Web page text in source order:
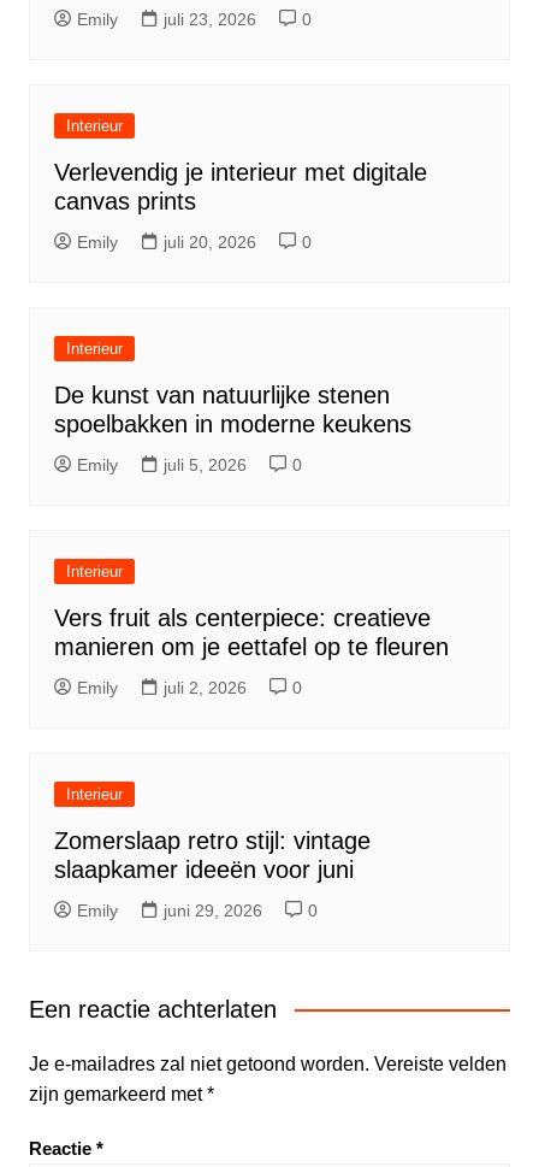
Emily juli 23, 2026 0
Interieur
Verlevendig je interieur met digitale
canvas prints
Emily juli 20, 2026 0
Interieur
De kunst van natuurlijke stenen
spoelbakken in moderne keukens
Emily juli 5, 2026 0
Interieur
Vers fruit als centerpiece: creatieve
manieren om je eettafel op te fleuren
Emily juli 2, 2026 0
Interieur
Zomerslaap retro stijl: vintage
slaapkamer ideeën voor juni
Emily juni 29, 2026 0
Een reactie achterlaten
Je e-mailadres zal niet getoond worden. Vereiste velden
zijn gemarkeerd met*
Reactie *